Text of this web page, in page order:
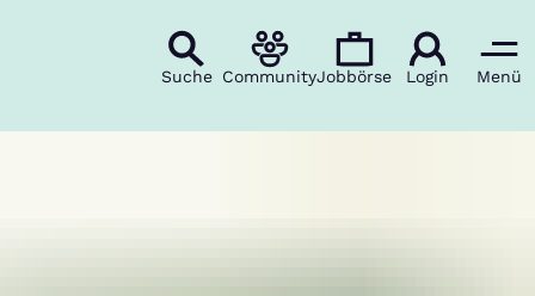
Suche CommunityJobbörse Login Menü